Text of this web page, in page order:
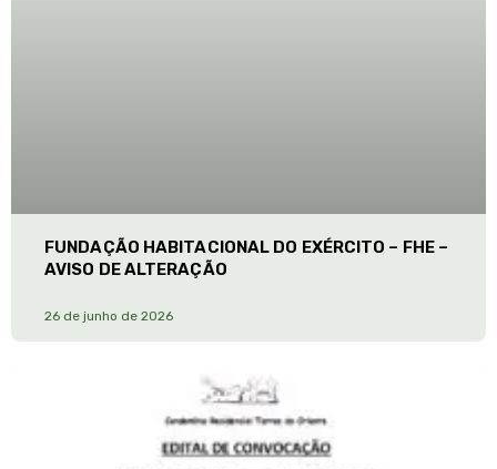
FUNDAÇÃO HABITACIONAL DO EXÉRCITO – FHE –
AVISO DE ALTERAÇÃO
26 de junho de 2026